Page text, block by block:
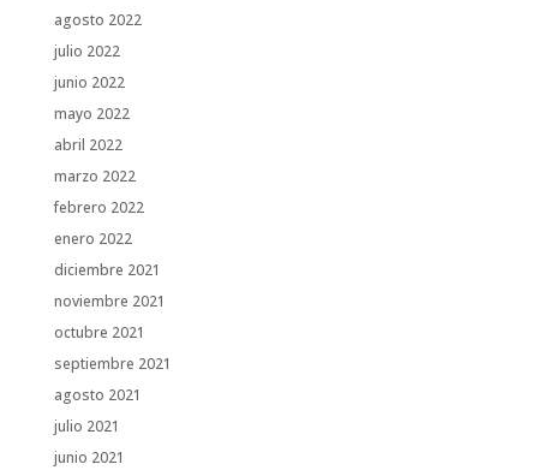
agosto 2022
julio 2022
junio 2022
mayo 2022
abril 2022
marzo 2022
febrero 2022
enero 2022
diciembre 2021
noviembre 2021
octubre 2021
septiembre 2021
agosto 2021
julio 2021
junio 2021